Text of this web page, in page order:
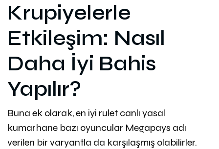
Krupiyelerle
Etkileşim: Nasıl
Daha İyi Bahis
Yapılır?
Buna ek olarak, en iyi rulet canlı yasal
kumarhane bazı oyuncular Megapays adı
verilen bir varyantla da karşılaşmış olabilirler.